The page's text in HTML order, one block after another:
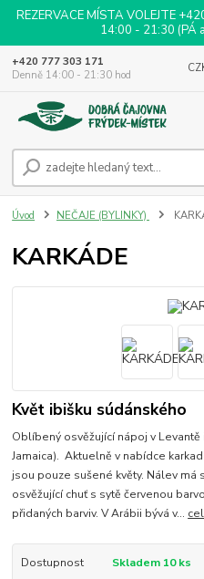
REZERVACE MÍSTA VOLEJTE
14:00 - 21:30 (PÁ
+420 777 303 171
Denně 14:00 - 21:30 hod
Úvod NEČAJE (BYLINKY)
KARKÁDE
Květ ibišku súdánského
Oblíbený osvěžující nápoj v Levantě
Jamaica). Aktuelně v nabídce
jsou pouze sušené květy. Nálev má
osvěžující chuť s sytě červenou
přidaných barviv. V Arábii bývá v...
Dostupnost
Skladem 10 ks